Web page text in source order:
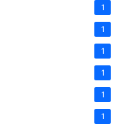
1
1
1
1
1
1